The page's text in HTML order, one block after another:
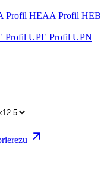
Profil HEAA Profil HEB
Profil UPE Profil UPN